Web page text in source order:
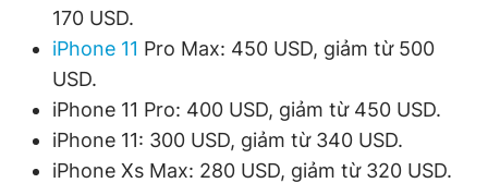
170 USD.
iPhone 11 Pro Max: 450 USD, giảm từ 500
USD.
iPhone 11 Pro: 400 USD, giảm từ 450 USD.
iPhone 11: 300 USD, giảm từ 340 USD.
iPhone Xs Max: 280 USD, giảm từ 320 USD.